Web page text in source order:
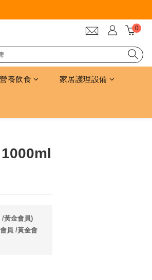
營養飲食 家居護理設備
/黃金會員)
員 /黃金會